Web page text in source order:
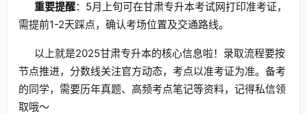
重要提醒：5月上旬可在甘肃专升本考试网打印准考证，
需提前1-2天踩点，确认考场位置及交通路线。
以上就是2025甘肃专升本的核心信息啦！录取流程要按
节点推进，分数线关注官方动态，考点以准考证为准。备考
的同学，需要历年真题、高频考点笔记等资料，记得私信领
取哦～